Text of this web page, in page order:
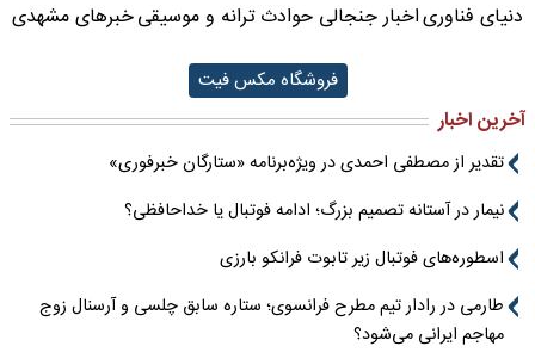
دنیای فناوریاخبار جنجالی حوادثترانه و موسیقیخبرهای مشهدی
فروشگاه مکس فیت
آخرین اخبار
تقدیر از مصطفی احمدی در ویژه‌برنامه «ستارگان خبرفوری»
نیمار در آستانه تصمیم بزرگ؛ ادامه فوتبال یا خداحافظی؟
اسطوره‌های فوتبال زیر تابوت فرانکو بارزی
طارمی در رادار تیم مطرح فرانسوی؛ ستاره سابق چلسی و آرسنال زوج
مهاجم ایرانی می‌شود؟